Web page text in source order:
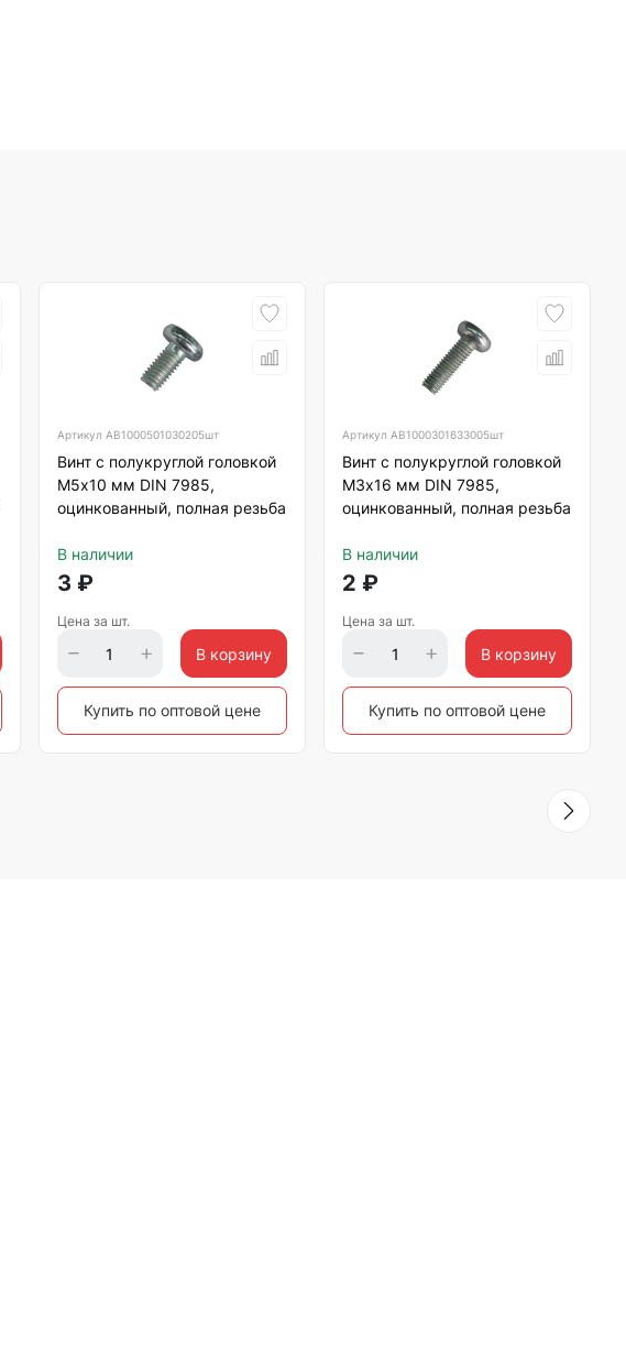
Артикул АВ1000501030205шт
Винт с полукруглой головкой
М5х10 мм DIN 7985,
оцинкованный, полная резьба
В наличии
3 ₽
Цена за шт.
В корзину
Купить по оптовой цене
Артикул АВ1000301633005шт
Винт с полукруглой головкой
М3х16 мм DIN 7985,
оцинкованный, полная резьба
В наличии
2 ₽
Цена за шт.
В корзину
Купить по оптовой цене